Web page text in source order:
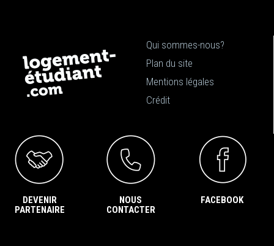
Qui sommes-nous?
Plan du site
Mentions légales
Crédit
DEVENIR
PARTENAIRE
NOUS
CONTACTER
FACEBOOK